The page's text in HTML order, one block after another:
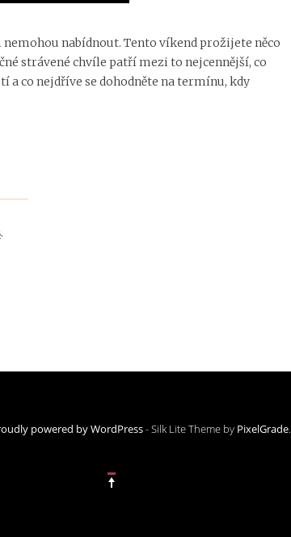
nabídnout. Tento víkend prožijete něco
strávené chvíle patří mezi to nejcennější, co
a co nejdříve se dohodněte na termínu, kdy
.
powered by WordPress-Silk Lite Theme by PixelGrade.